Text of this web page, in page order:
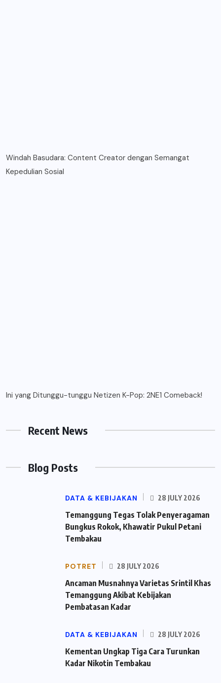
Windah Basudara: Content Creator dengan Semangat
Kepedulian Sosial
Ini yang Ditunggu-tunggu Netizen K-Pop: 2NE1 Comeback!
Recent News
Blog Posts
DATA & KEBIJAKAN 28 JULY 2026
Temanggung Tegas Tolak Penyeragaman
Bungkus Rokok, Khawatir Pukul Petani
Tembakau
POTRET 28 JULY 2026
Ancaman Musnahnya Varietas Srintil Khas
Temanggung Akibat Kebijakan
Pembatasan Kadar
DATA & KEBIJAKAN 28 JULY 2026
Kementan Ungkap Tiga Cara Turunkan
Kadar Nikotin Tembakau